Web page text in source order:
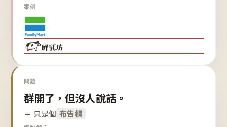
案例
問題
群開了，但沒人說話。
＝ 只是個 布告欄